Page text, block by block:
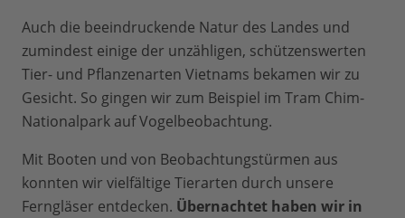
Auch die beeindruckende Natur des Landes und
zumindest einige der unzähligen, schützenswerten
Tier- und Pflanzenarten Vietnams bekamen wir zu
Gesicht. So gingen wir zum Beispiel im Tram Chim-
Nationalpark auf Vogelbeobachtung.
Mit Booten und von Beobachtungstürmen aus
konnten wir vielfältige Tierarten durch unsere
Ferngläser entdecken. Übernachtet haben wir in